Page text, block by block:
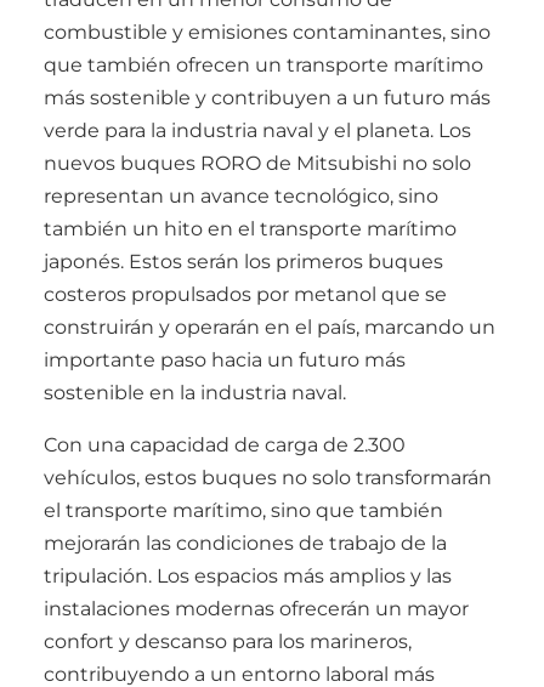
combustible y emisiones contaminantes, sino
que también ofrecen un transporte marítimo
más sostenible y contribuyen a un futuro más
verde para la industria naval y el planeta. Los
nuevos buques RORO de Mitsubishi no solo
representan un avance tecnológico, sino
también un hito en el transporte marítimo
japonés. Estos serán los primeros buques
costeros propulsados por metanol que se
construirán y operarán en el país, marcando un
importante paso hacia un futuro más
sostenible en la industria naval.
Con una capacidad de carga de 2.300
vehículos, estos buques no solo transformarán
el transporte marítimo, sino que también
mejorarán las condiciones de trabajo de la
tripulación. Los espacios más amplios y las
instalaciones modernas ofrecerán un mayor
confort y descanso para los marineros,
contribuyendo a un entorno laboral más